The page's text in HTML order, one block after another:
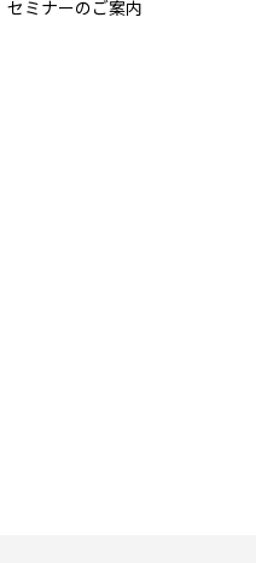
セミナーのご案内